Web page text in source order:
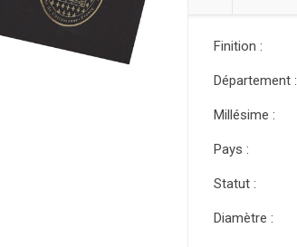
Finition :
Département :
Millésime :
Pays :
Statut :
Diamètre :